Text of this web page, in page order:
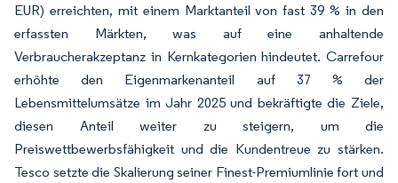
EUR) erreichten, mit einem Marktanteil von fast 39 % in den
erfassten Märkten, was auf eine anhaltende
Verbraucherakzeptanz in Kernkategorien hindeutet. Carrefour
erhöhte den Eigenmarkenanteil auf 37 % der
Lebensmittelumsätze im Jahr 2025 und bekräftigte die Ziele,
diesen Anteil weiter zu steigern, um die
Preiswettbewerbsfähigkeit und die Kundentreue zu stärken.
Tesco setzte die Skalierung seiner Finest-Premiumlinie fort und